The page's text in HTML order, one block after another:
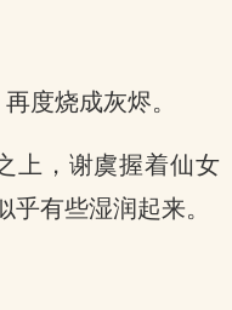
度烧成灰烬。
上，谢虞握着仙女
有些湿润起来。